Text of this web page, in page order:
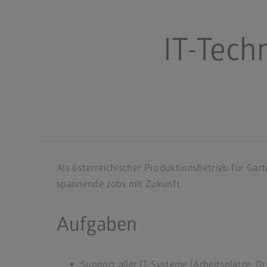
IT-
Als österreichischer Produktionsbetrieb für
spannende Jobs mit Zukunft.
Aufgaben